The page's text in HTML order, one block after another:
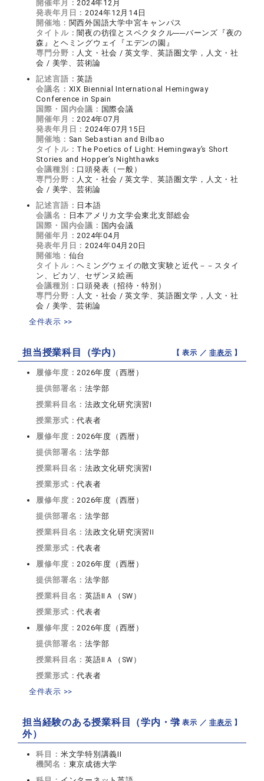
開催年月：2024年12月
発表年月日：2024年12月14日
開催地： 関西外国語大学中宮キャンパス
タイトル： 闇夜の彷徨とスペクタクル──バーンズ『夜の
森』とヘミングウェイ『エデンの園』
専門分野： 人文・社会 / 英文学、英語圏文学，人文・社
会 / 美学、芸術論
記述言語：英語
会議名： XIX Biennial International Hemingway
Conference in Spain
国際・国内会議： 国際会議
開催年月：2024年07月
発表年月日：2024年07月15日
開催地： San Sebastian and Bilbao
タイトル： The Poetics of Light: Hemingway’s Short
Stories and Hopper’s Nighthawks
会議種別： 口頭発表（一般）
専門分野： 人文・社会 / 英文学、英語圏文学，人文・社
会 / 美学、芸術論
記述言語： 日本語
会議名： 日本アメリカ文学会東北支部総会
国際・国内会議： 国内会議
開催年月：2024年04月
発表年月日：2024年04月20日
開催地： 仙台
タイトル：ヘミングウェイの散文実験と近代－－スタイ
ン、ピカソ、セザンヌ絵画
会議種別： 口頭発表（招待・特別）
専門分野： 人文・社会 / 英文学、英語圏文学，人文・社
会 / 美学、芸術論
全件表示 >>
担当授業科目（学内） 【 表示 ／非表示 】
履修年度：2026年度（西暦）
提供部署名：法学部
授業科目名：法政文化研究演習I
授業形式：代表者
履修年度：2026年度（西暦）
提供部署名：法学部
授業科目名：法政文化研究演習I
授業形式：代表者
履修年度：2026年度（西暦）
提供部署名：法学部
授業科目名：法政文化研究演習II
授業形式：代表者
履修年度：2026年度（西暦）
提供部署名：法学部
授業科目名：英語IIＡ（SW）
授業形式：代表者
履修年度：2026年度（西暦）
提供部署名：法学部
授業科目名：英語IIＡ（SW）
授業形式：代表者
全件表示 >>
担当経験のある授業科目（学内・学
外）
【 表示 ／非表示 】
科目： 米文学特別講義II
機関名： 東京成徳大学